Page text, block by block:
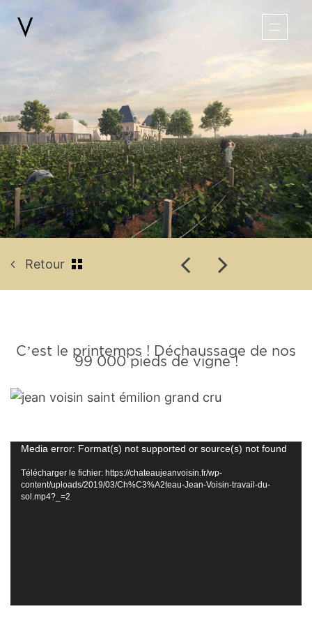
Retour
C’est le printemps ! Déchaussage de nos
99 000 pieds de vigne !
Lecteur
vidéo
Media error: Format(s) not supported or source(s) not found
Télécharger le fichier: https://chateaujeanvoisin.fr/wp-
content/uploads/2019/03/Ch%C3%A2teau-Jean-Voisin-travail-du-
sol.mp4?_=2